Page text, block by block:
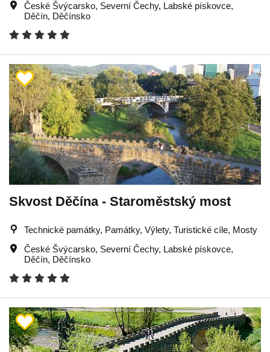
České Švýcarsko, Severní Čechy, Labské pískovce,
Děčín, Děčínsko
Skvost Děčína - Staroměstský most
Technické památky, Památky, Výlety, Turistické cíle, Mosty
České Švýcarsko, Severní Čechy, Labské pískovce,
Děčín, Děčínsko